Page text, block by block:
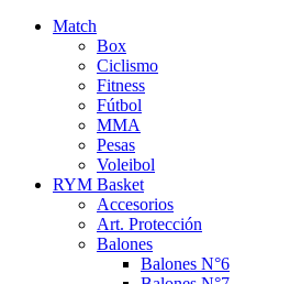
Match
Box
Ciclismo
Fitness
Fútbol
MMA
Pesas
Voleibol
RYM Basket
Accesorios
Art. Protección
Balones
Balones N°6